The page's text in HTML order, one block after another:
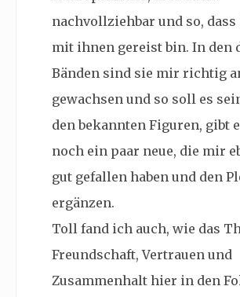
nachvollziehbar und so,
mit ihnen gereist bin. In den
Bänden sind sie mir richtig
gewachsen und so soll es
den bekannten Figuren, gibt
noch ein paar neue, die mir
gut gefallen haben und den
ergänzen.
Toll fand ich auch, wie das
Freundschaft, Vertrauen und
Zusammenhalt hier in den